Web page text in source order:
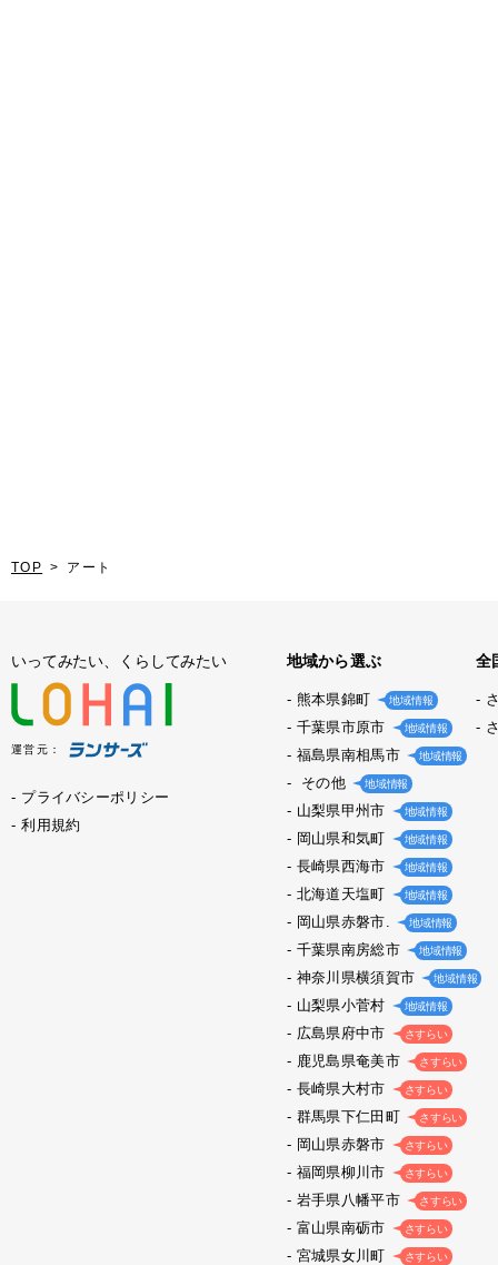
TOP アート
いってみたい、くらしてみたい
運営元：
プライバシーポリシー
利用規約
地域から選ぶ
熊本県錦町 地域情報
千葉県市原市 地域情報
福島県南相馬市 地域情報
その他 地域情報
山梨県甲州市 地域情報
岡山県和気町 地域情報
長崎県西海市 地域情報
北海道天塩町 地域情報
岡山県赤磐市. 地域情報
千葉県南房総市 地域情報
神奈川県横須賀市 地域情報
山梨県小菅村 地域情報
広島県府中市 さすらい
鹿児島県奄美市 さすらい
長崎県大村市 さすらい
群馬県下仁田町 さすらい
岡山県赤磐市 さすらい
福岡県柳川市 さすらい
岩手県八幡平市 さすらい
富山県南砺市 さすらい
宮城県女川町 さすらい
全